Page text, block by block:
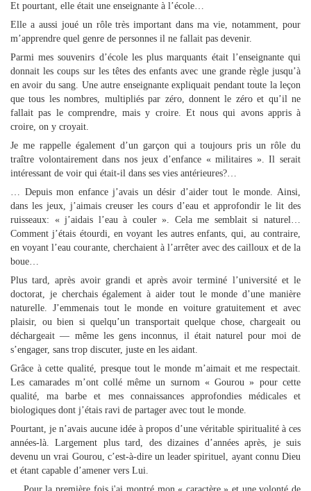
Et pourtant, elle était une enseignante à l’école…
Elle a aussi joué un rôle très important dans ma vie, notamment, pour
m’apprendre quel genre de personnes il ne fallait pas devenir.
Parmi mes souvenirs d’école les plus marquants était l’enseignante qui
donnait les coups sur les têtes des enfants avec une grande règle jusqu’à
en avoir du sang. Une autre enseignante expliquait pendant toute la leçon
que tous les nombres, multipliés par zéro, donnent le zéro et qu’il ne
fallait pas le comprendre, mais y croire. Et nous qui avons appris à
croire, on y croyait.
Je me rappelle également d’un garçon qui a toujours pris un rôle du
traître volontairement dans nos jeux d’enfance « militaires ». Il serait
intéressant de voir qui était-il dans ses vies antérieures?…
… Depuis mon enfance j’avais un désir d’aider tout le monde. Ainsi,
dans les jeux, j’aimais creuser les cours d’eau et approfondir le lit des
ruisseaux: « j’aidais l’eau à couler ». Cela me semblait si naturel…
Comment j’étais étourdi, en voyant les autres enfants, qui, au contraire,
en voyant l’eau courante, cherchaient à l’arrêter avec des cailloux et de la
boue…
Plus tard, après avoir grandi et après avoir terminé l’université et le
doctorat, je cherchais également à aider tout le monde d’une manière
naturelle. J’emmenais tout le monde en voiture gratuitement et avec
plaisir, ou bien si quelqu’un transportait quelque chose, chargeait ou
déchargeait — même les gens inconnus, il était naturel pour moi de
s’engager, sans trop discuter, juste en les aidant.
Grâce à cette qualité, presque tout le monde m’aimait et me respectait.
Les camarades m’ont collé même un surnom « Gourou » pour cette
qualité, ma barbe et mes connaissances approfondies médicales et
biologiques dont j’étais ravi de partager avec tout le monde.
Pourtant, je n’avais aucune idée à propos d’une véritable spiritualité à ces
années-là. Largement plus tard, des dizaines d’années après, je suis
devenu un vrai Gourou, c’est-à-dire un leader spirituel, ayant connu Dieu
et étant capable d’amener vers Lui.